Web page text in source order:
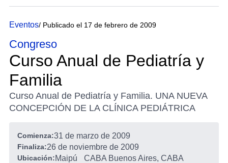
Eventos/ Publicado el 17 de febrero de 2009
Congreso
Curso Anual de Pediatría y
Familia
Curso Anual de Pediatría y Familia. UNA NUEVA
CONCEPCIÓN DE LA CLÍNICA PEDIÁTRICA
Comienza:31 de marzo de 2009
Finaliza:26 de noviembre de 2009
Ubicación:Maipú
CABA Buenos Aires, CABA